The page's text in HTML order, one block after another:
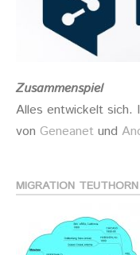
Zusammenspiel
Alles entwickelt sich.
von Geneanet und
MIGRATION TEUTHORN